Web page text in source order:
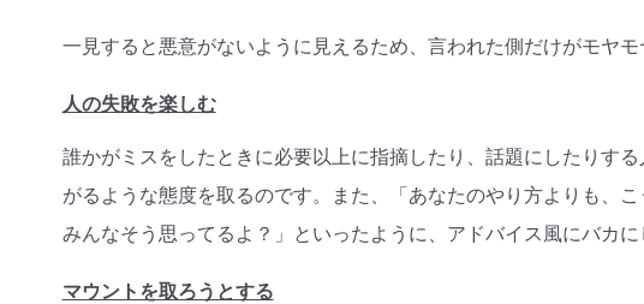
一見すると悪意がないように見えるため、言われた側だけがモヤモ
人の失敗を楽しむ
誰かがミスをしたときに必要以上に指摘したり、話題にしたりす
がるような態度を取るのです。また、「あなたのやり方よりも、
みんなそう思ってるよ？」といったように、アドバイス風にバカに
マウントを取ろうとする